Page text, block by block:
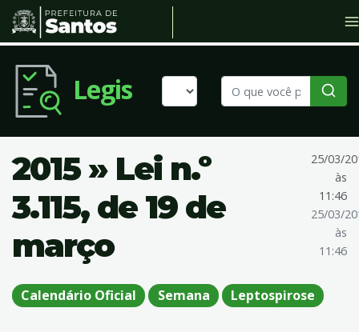
Legis
2015 » Lei n.º
3.115, de 19 de
março
25/03/
às
11:46
25/03/
às
11:46
Calendário Oficial Semana Leptospirose